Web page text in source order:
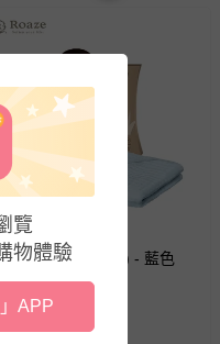
仕 - 紗布包巾(9層) - 藍色
折
覽
物體驗
APP